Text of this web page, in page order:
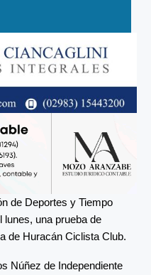
de Deportes y Tiempo
lunes, una prueba de
de Huracán Ciclista Club.
Núñez de Independiente